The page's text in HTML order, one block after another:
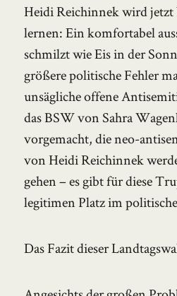
Heidi Reichinnek wird jetzt
lernen: Ein komfortabel
schmilzt wie Eis in der
größere politische Fehler
unsägliche offene
das BSW von Sahra
vorgemacht, die neo-
von Heidi Reichinnek
gehen – es gibt für diese
legitimen Platz im
Das Fazit dieser